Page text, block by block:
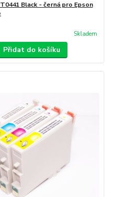
Black - černá pro Epson
Skladem
Přidat do košíku